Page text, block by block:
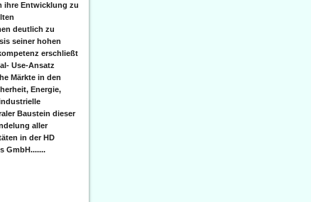
ihre Entwicklung zu
deutlich zu
seiner hohen
erschließt
Use-Ansatz
Märkte in den
Energie,
Baustein dieser
aller
in der HD
GmbH.......